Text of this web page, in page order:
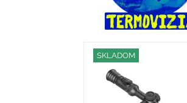
SKLADOM